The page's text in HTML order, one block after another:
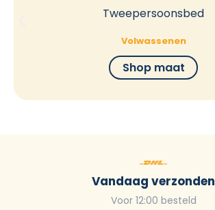
Tweepersoonsbed
Volwassenen
Shop maat
Vandaag verzonden
Voor 12:00 besteld